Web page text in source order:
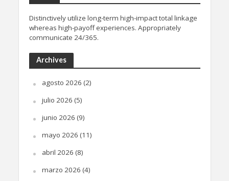
Distinctively utilize long-term high-impact total linkage
whereas high-payoff experiences. Appropriately
communicate 24/365.
Archives
agosto 2026 (2)
julio 2026 (5)
junio 2026 (9)
mayo 2026 (11)
abril 2026 (8)
marzo 2026 (4)